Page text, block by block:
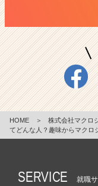
HOME ＞ 株式会社マクロ
てどんな人？趣味からマクロ
SERVICE 就職